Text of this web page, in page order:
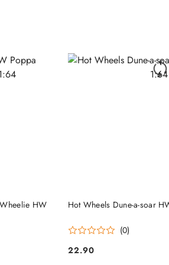
HW Hot Wheels Dune-a-soar
(0)
Cena:
22.90
DO